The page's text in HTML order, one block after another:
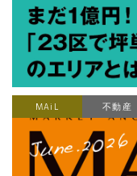
MAiL 不動産